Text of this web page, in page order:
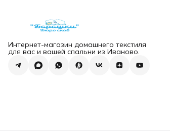
Интернет-магазин домашнего текстиля
для вас и вашей спальни из Иваново.